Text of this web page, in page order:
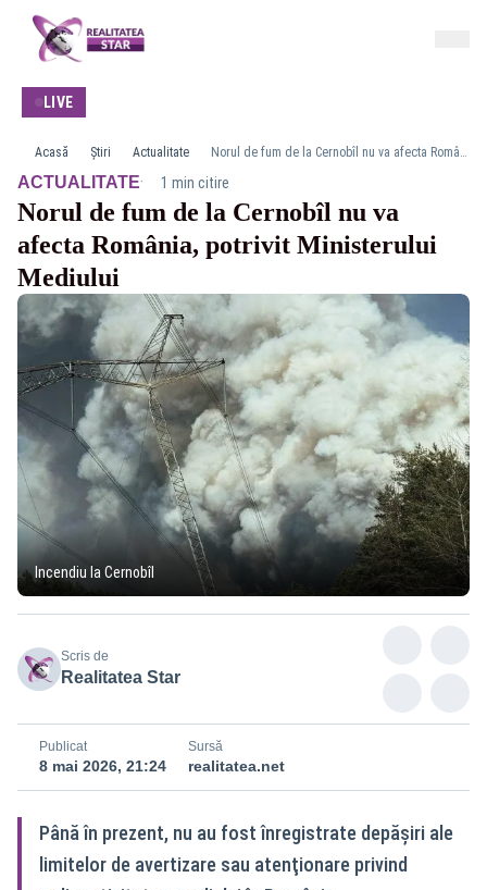
LIVE
Acasă Știri Actualitate Norul de fum de la Cernobîl nu va afecta România, potrivit Ministerului Mediului
ACTUALITATE· 1 min citire
Norul de fum de la Cernobîl nu va
afecta România, potrivit Ministerului
Mediului
Incendiu la Cernobîl
Scris de
Realitatea Star
Publicat
8 mai 2026, 21:24
Sursă
realitatea.net
Până în prezent, nu au fost înregistrate depăşiri ale
limitelor de avertizare sau atenţionare privind